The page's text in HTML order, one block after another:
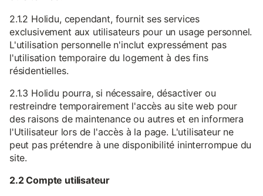
2.1.2 Holidu, cependant, fournit ses services
exclusivement aux utilisateurs pour un usage personnel.
L'utilisation personnelle n'inclut expressément pas
l'utilisation temporaire du logement à des fins
résidentielles.
2.1.3 Holidu pourra, si nécessaire, désactiver ou
restreindre temporairement l'accès au site web pour
des raisons de maintenance ou autres et en informera
l'Utilisateur lors de l'accès à la page. L'utilisateur ne
peut pas prétendre à une disponibilité ininterrompue du
site.
2.2 Compte utilisateur